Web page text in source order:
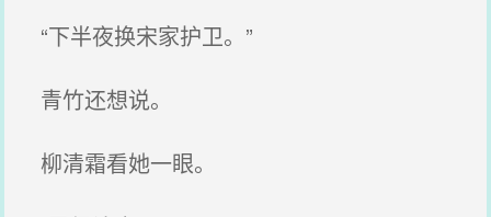
“下半夜换宋家护卫。”
青竹还想说。
柳清霜看她一眼。